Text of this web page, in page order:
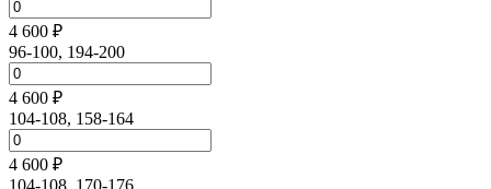
4 600 ₽
96-100, 194-200
4 600 ₽
104-108, 158-164
4 600 ₽
104-108, 170-176